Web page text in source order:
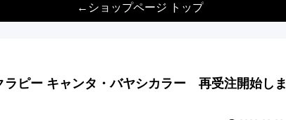
←ショップページ トップ
ピー キャンタ・バヤシカラー 再受注開始しま